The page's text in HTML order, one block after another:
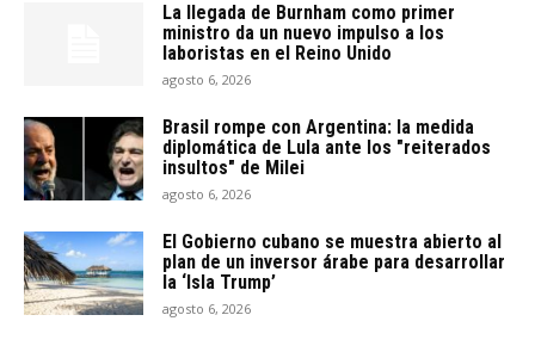
La llegada de Burnham como primer
ministro da un nuevo impulso a los
laboristas en el Reino Unido
agosto 6, 2026
Brasil rompe con Argentina: la medida
diplomática de Lula ante los "reiterados
insultos" de Milei
agosto 6, 2026
El Gobierno cubano se muestra abierto al
plan de un inversor árabe para desarrollar
la ‘Isla Trump’
agosto 6, 2026